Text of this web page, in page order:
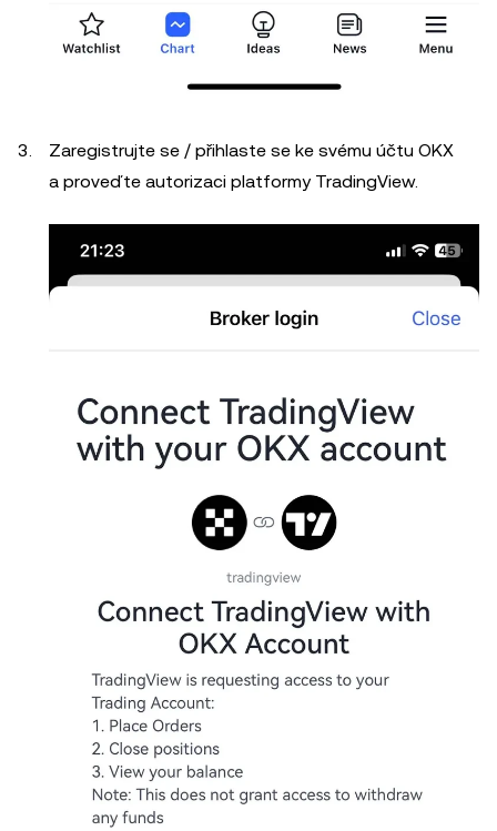
Zaregistrujte se / přihlaste se ke svému účtu OKX
a proveďte autorizaci platformy TradingView.